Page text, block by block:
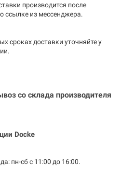
производится после
ссылке из мессенджера.
сроках доставки уточняйте у
со склада производителя
Docke
пн-сб с 11:00 до 16:00.